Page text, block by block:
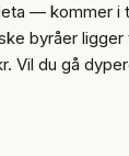
— kommer i
byråer ligger
Vil du gå